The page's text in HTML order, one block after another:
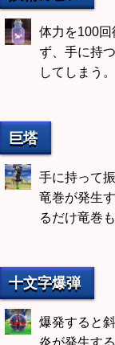
体力を100回
ず、手に持
してしまう。
巨塔
手に持って
竜巻が発生
るだけ竜巻
十文字爆弾
爆発すると
炎が発生する